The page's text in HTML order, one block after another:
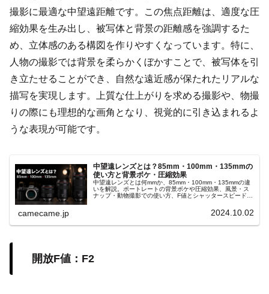
撮影に最適な中望遠距離です。この焦点距離は、適度な圧
縮効果を生み出し、被写体と背景の距離感を強調するた
め、立体感のある構図を作りやすくなっています。特に、
人物の撮影では背景を柔らかくぼかすことで、被写体を引
き立たせることができ、自然な遠近感が保たれたリアルな
描写を実現します。上質な仕上がりを求める撮影や、物撮
りの際にも理想的な画角となり、視覚的に引き込まれるよ
うな表現が可能です。
中望遠レンズとは？85mm・100mm・135mmの
使い方と背景ボケ・圧縮効果
中望遠レンズとは何mmか、85mm・100mm・135mmの違
いを解説。ポートレートの背景ボケや圧縮効果、風景・ス
ナップ・動物撮影での使い方、F値とシャッタースピード、
camecame.jp 2024.10.02
開放F値：F2